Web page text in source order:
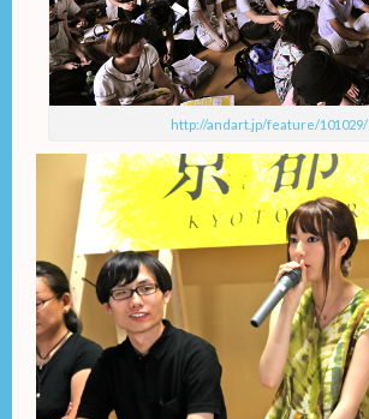
http://andart.jp/feature/101029/